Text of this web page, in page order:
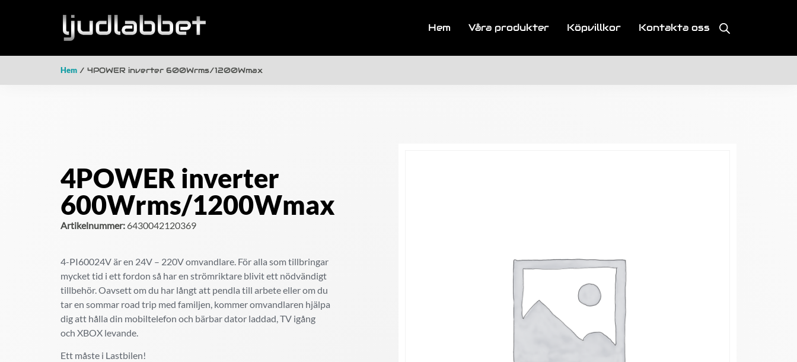
Hem Våra produkter Köpvillkor Kontakta oss
Hem / 4POWER inverter 600Wrms/1200Wmax
4POWER inverter
600Wrms/1200Wmax
Artikelnummer: 6430042120369
4-PI60024V är en 24V – 220V omvandlare. För alla som tillbringar
mycket tid i ett fordon så har en strömriktare blivit ett nödvändigt
tillbehör. Oavsett om du har långt att pendla till arbete eller om du
tar en sommar road trip med familjen, kommer omvandlaren hjälpa
dig att hålla din mobiltelefon och bärbar dator laddad, TV igång
och XBOX levande.
Ett måste i Lastbilen!